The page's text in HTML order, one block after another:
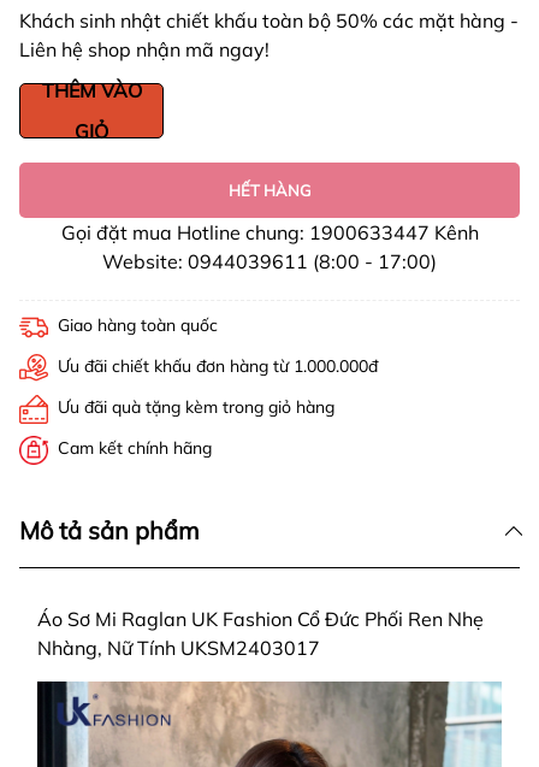
Khách sinh nhật chiết khấu toàn bộ 50% các mặt hàng -
Liên hệ shop nhận mã ngay!
THÊM VÀO
GIỎ
HẾT HÀNG
Gọi đặt mua Hotline chung: 1900633447 Kênh
Website: 0944039611 (8:00 - 17:00)
Giao hàng toàn quốc
Ưu đãi chiết khấu đơn hàng từ 1.000.000đ
Ưu đãi quà tặng kèm trong giỏ hàng
Cam kết chính hãng
Mô tả sản phẩm
Áo Sơ Mi Raglan UK Fashion Cổ Đức Phối Ren Nhẹ
Nhàng, Nữ Tính UKSM2403017